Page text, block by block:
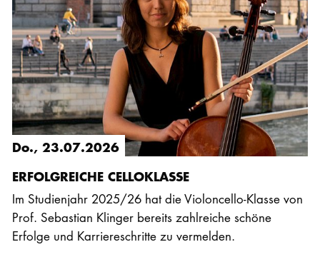
Do., 23.07.2026
ERFOLGREICHE CELLOKLASSE
Im Studienjahr 2025/26 hat die Violoncello-Klasse von
Prof. Sebastian Klinger bereits zahlreiche schöne
Erfolge und Karriereschritte zu vermelden.